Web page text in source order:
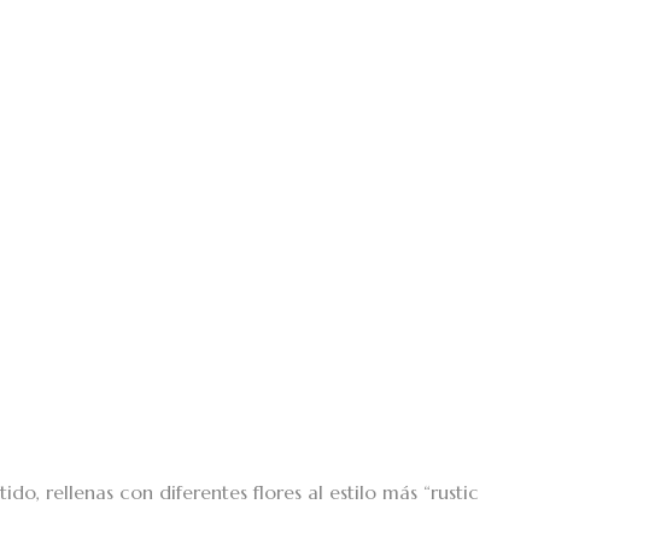
rellenas con diferentes flores al estilo más “rustic